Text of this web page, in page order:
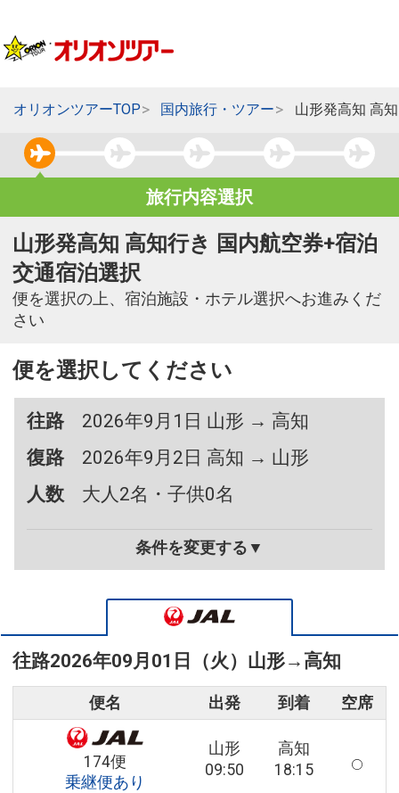
オリオンツアーTOP 国内旅行・ツアー 山形発高知 高
旅行内容選択
山形発高知 高知行き 国内航空券+宿泊
交通宿泊選択
便を選択の上、宿泊施設・ホテル選択へお進みくだ
さい
便を選択してください
往路
2026年9月1日 山形 → 高知
復路
2026年9月2日 高知 → 山形
人数
大人2名・子供0名
条件を変更する▼
往路2026年09月01日（火） 山形→ 高知
便名 出発 到着 空席
174便
乗継便あり
山形
09:50
高知
18:15